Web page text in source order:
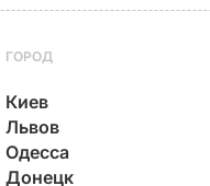
ГОРОД
Киев
Львов
Одесса
Донецк